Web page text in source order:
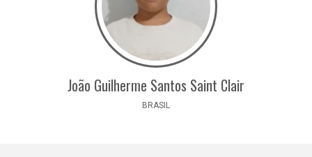
João Guilherme Santos Saint Clair
BRASIL